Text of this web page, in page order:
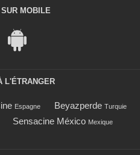
MOBILE
L'ÉTRANGER
Espagne Beyazperde Turquie
Sensacine México Mexique